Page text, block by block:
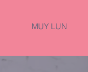
MUY LUNES